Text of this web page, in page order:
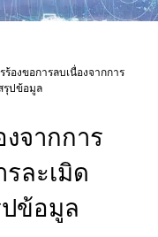
ร้องขอการลบเนื่องจากการ
รุปข้อมูล
จากการ
ละเมิด
ข้อมูล